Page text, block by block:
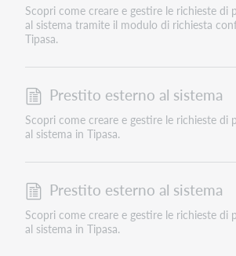
Scopri come creare e gestire le richieste di
al sistema tramite il modulo di richiesta
Tipasa.
Prestito esterno al sistema
Scopri come creare e gestire le richieste di
al sistema in Tipasa.
Prestito esterno al sistema
Scopri come creare e gestire le richieste di
al sistema in Tipasa.